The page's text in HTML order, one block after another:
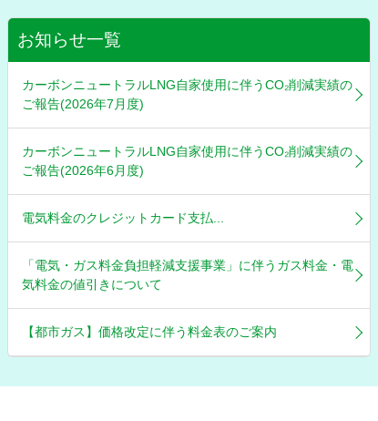
お知らせ一覧
カーボンニュートラルLNG自家使用に伴うCO₂削減実績の
ご報告(2026年7月度)
カーボンニュートラルLNG自家使用に伴うCO₂削減実績の
ご報告(2026年6月度)
電気料金のクレジットカード支払...
「電気・ガス料金負担軽減支援事業」に伴うガス料金・電
気料金の値引きについて
【都市ガス】価格改定に伴う料金表のご案内